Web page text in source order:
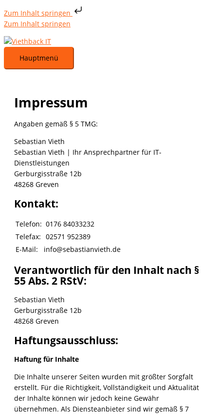
Zum Inhalt springen
Zum Inhalt springen
Hauptmenü
Impressum
Angaben gemäß § 5 TMG:
Sebastian Vieth
Sebastian Vieth | Ihr Ansprechpartner für IT-
Dienstleistungen
Gerburgisstraße 12b
48268 Greven
Kontakt:
Telefon: 0176 84033232
Telefax: 02571 952389
E-Mail:
info@sebastianvieth.de
Verantwortlich für den Inhalt nach §
55 Abs. 2 RStV:
Sebastian Vieth
Gerburgisstraße 12b
48268 Greven
Haftungsausschluss:
Haftung für Inhalte
Die Inhalte unserer Seiten wurden mit größter Sorgfalt
erstellt. Für die Richtigkeit, Vollständigkeit und Aktualität
der Inhalte können wir jedoch keine Gewähr
übernehmen. Als Diensteanbieter sind wir gemäß § 7